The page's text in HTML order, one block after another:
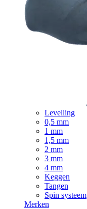
Levelling
0,5 mm
1 mm
1,5 mm
2 mm
3 mm
4 mm
Keggen
Tangen
Spin systeem
Merken